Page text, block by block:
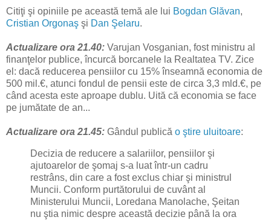
Citiţi şi opiniile pe această temă ale lui Bogdan Glăvan,
Cristian Orgonaş şi Dan Şelaru.
Actualizare ora 21.40: Varujan Vosganian, fost ministru al
finanţelor publice, încurcă borcanele la Realtatea TV. Zice
el: dacă reducerea pensiilor cu 15% înseamnă economia de
500 mil.€, atunci fondul de pensii este de circa 3,3 mld.€, pe
când acesta este aproape dublu. Uită că economia se face
pe jumătate de an...
Actualizare ora 21.45: Gândul publică o ştire uluitoare:
Decizia de reducere a salariilor, pensiilor şi
ajutoarelor de şomaj s-a luat într-un cadru
restrâns, din care a fost exclus chiar şi ministrul
Muncii. Conform purtătorului de cuvânt al
Ministerului Muncii, Loredana Manolache, Şeitan
nu ştia nimic despre această decizie până la ora